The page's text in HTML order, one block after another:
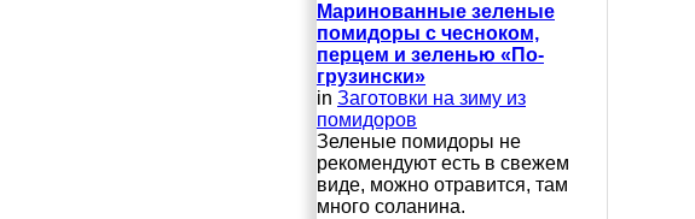
Маринованные зеленые
помидоры с чесноком,
перцем и зеленью «По-
грузински»
in Заготовки на зиму из
помидоров
Зеленые помидоры не
рекомендуют есть в свежем
виде, можно отравится, там
много соланина.